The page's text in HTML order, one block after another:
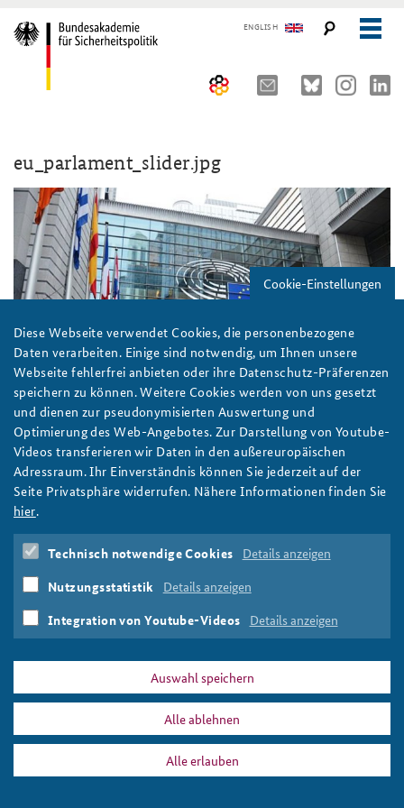
ENGLISH
Auftrag und Organisation
Historischer Ort
Kompetenzzentrum Strategische Vorausschau
Team
Sicherheitspolitische Nachwuchsarbeit
Beirat
Praktika an der BAKS
Anfahrt
Freundeskreis
10 Jahre AKJS
Seminare und Tagungen
Führungskräfteseminar für Sicherheitspolitik
Kernseminar für Sicherheitspolitik
Methodenseminar Strategische Vorausschau
Fachseminar Digitalisierung und Sicherheitspolitik
Fachseminar Desinformation und Sicherheitspolitik
Deutsches Forum Sicherheitspolitik
Arbeitskreis "Junge Sicherheitspolitiker"
Das Sicherheitspolitische Gespräch an der BAKS
Studierendenkonferenz Sicherheitspolitik gestalten
Publikationen und Presse
#angeBAKSt: Aktuelle Kommentare zur Sicherheitspolitik
Arbeitspapiere Sicherheitspolitik
Pressespiegel und Gastbeiträge von BAKS-Angehörigen
Ansprechpartner für Presse- und andere Medienanfragen
Newsletter-Archiv
STUDIENPLATTFORM
eu_parlament_slider.jpg
Ein großes Gebäude mit Fensterfront ist zu sehen, davor etliche
Flaggen und die eine Bronze Skulptur
Sgt. Adrian Cadiz/U.S. military
eu_parlament_slider.jpg
Cookie-Einstellungen
Diese Webseite verwendet Cookies, die personenbezogene
Daten verarbeiten. Einige sind notwendig, um Ihnen unsere
Webseite fehlerfrei anbieten oder ihre Datenschutz-Präferenzen
speichern zu können. Weitere Cookies werden von uns gesetzt
und dienen zur pseudonymisierten Auswertung und
Optimierung des Web-Angebotes. Zur Darstellung von Youtube-
Videos transferieren wir Daten in den außereuropäischen
Adressraum. Ihr Einverständnis können Sie jederzeit auf der
Seite Privatsphäre widerrufen. Nähere Informationen finden Sie
hier.
Technisch notwendige Cookies Details anzeigen
Nutzungsstatistik Details anzeigen
Integration von Youtube-Videos Details anzeigen
Auswahl speichern
Alle ablehnen
Alle erlauben